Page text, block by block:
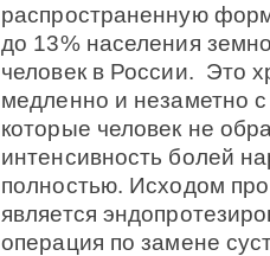
распространенную
до 13% населения
человек в России. Это
медленно и незаметно
которые человек не
интенсивность болей
полностью. Исходом
является
операция по замене